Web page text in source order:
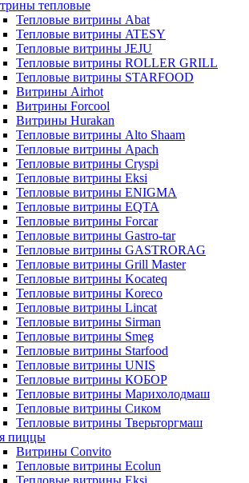
тепловые
Тепловые витрины Abat
Тепловые витрины ATESY
Тепловые витрины JEJU
Тепловые витрины ROLLER GRILL
Тепловые витрины STARFOOD
Витрины Airhot
Витрины Forcool
Витрины Hurakan
Тепловые витрины Alto Shaam
Тепловые витрины Apach
Тепловые витрины Cryspi
Тепловые витрины Eksi
Тепловые витрины ENIGMA
Тепловые витрины EQTA
Тепловые витрины Forcar
Тепловые витрины Gastro-tar
Тепловые витрины GASTRORAG
Тепловые витрины Grill Master
Тепловые витрины Kocateq
Тепловые витрины Koreco
Тепловые витрины Lincat
Тепловые витрины Sirman
Тепловые витрины Smeg
Тепловые витрины Starfood
Тепловые витрины UNIS
Тепловые витрины КОБОР
Тепловые витрины Марихолодмаш
Тепловые витрины Сиком
Тепловые витрины Тверьторгмаш
пиццы
Витрины Convito
Тепловые витрины Ecolun
Тепловые витрины Eksi